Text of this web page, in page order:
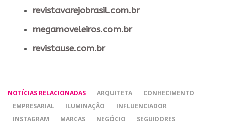
revistavarejobrasil.com.br
megamoveleiros.com.br
revistause.com.br
NOTÍCIAS RELACIONADAS ARQUITETA
CONHECIMENTO
EMPRESARIAL
ILUMINAÇÃO
INFLUENCIADOR
INSTAGRAM
MARCAS NEGÓCIO
SEGUIDORES